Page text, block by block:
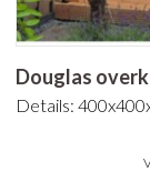
Douglas
Details: